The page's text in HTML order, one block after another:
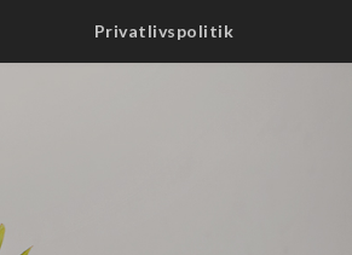
Privatlivspolitik